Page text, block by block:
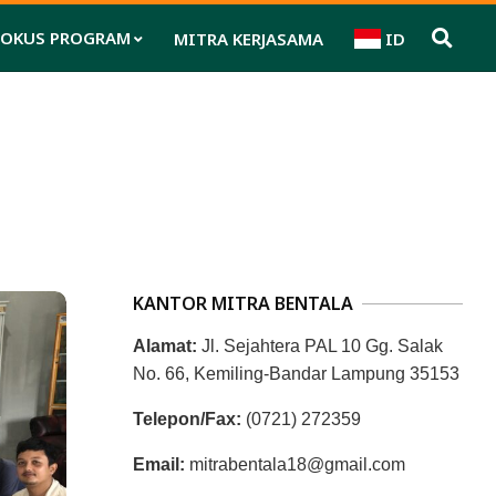
PROGRAM MITRA KERJASAMA ID
KANTOR MITRA BENTALA
Alamat: Jl. Sejahtera PAL 10 Gg. Salak
No. 66, Kemiling-Bandar Lampung 35153
Telepon/Fax: (0721) 272359
Email: mitrabentala18@gmail.com